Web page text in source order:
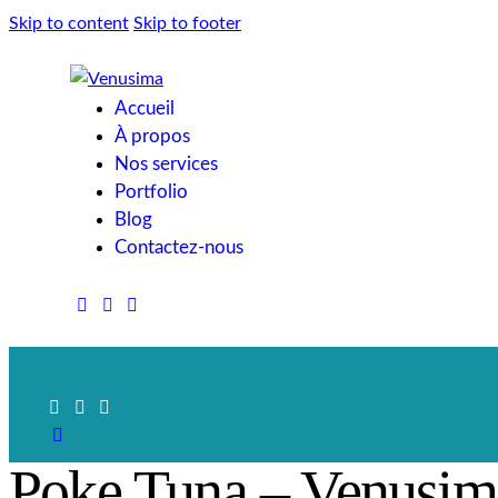
Skip to content Skip to footer
Accueil
À propos
Nos services
Portfolio
Blog
Contactez-nous